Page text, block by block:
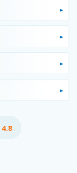
4.8